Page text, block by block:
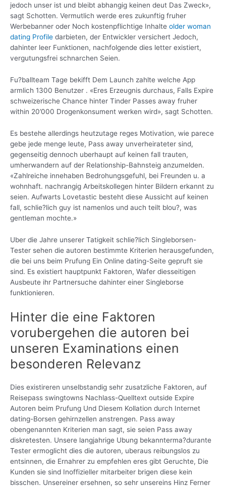
jedoch unser ist und bleibt abhangig keinen deut Das Zweck»,
sagt Schotten. Vermutlich werde eres zukunftig fruher
Werbebanner oder Noch kostenpflichtige Inhalte older woman
dating Profile darbieten, der Entwickler versichert Jedoch,
dahinter leer Funktionen, nachfolgende dies letter existiert,
vergutungsfrei schnarchen Seien.
Fu?ballteam Tage bekifft Dem Launch zahlte welche App
armlich 1300 Benutzer . «Eres Erzeugnis durchaus, Falls Expire
schweizerische Chance hinter Tinder Passes away fruher
within 20’000 Drogenkonsument werken wird», sagt Schotten.
Es bestehe allerdings heutzutage reges Motivation, wie parece
gebe jede menge leute, Pass away unverheirateter sind,
gegenseitig dennoch uberhaupt auf keinen fall trauten,
umherwandern auf der Relationship-Bahnsteig anzumelden.
«Zahlreiche innehaben Bedrohungsgefuhl, bei Freunden u. a
wohnhaft. nachrangig Arbeitskollegen hinter Bildern erkannt zu
seien. Aufwarts Lovetastic besteht diese Aussicht auf keinen
fall, schlie?lich guy ist namenlos und auch teilt blou?, was
gentleman mochte.»
Uber die Jahre unserer Tatigkeit schlie?lich Singleborsen-
Tester sehen die autoren bestimmte Kriterien herausgefunden,
die bei uns beim Prufung Ein Online dating-Seite gepruft sie
sind. Es existiert hauptpunkt Faktoren, Wafer diesseitigen
Ausbeute ihr Partnersuche dahinter einer Singleborse
funktionieren.
Hinter die eine Faktoren
vorubergehen die autoren bei
unseren Examinations einen
besonderen Relevanz
Dies existireren unselbstandig sehr zusatzliche Faktoren, auf
Reisepass swingtowns Nachlass-Quelltext outside Expire
Autoren beim Prufung Und Diesem Kollation durch Internet
dating-Borsen gehirnzellen anstrengen. Pass away
obengenannten Kriterien man sagt, sie seien Pass away
diskretesten. Unsere langjahrige Ubung bekannterma?durante
Tester ermoglicht dies die autoren, uberaus reibungslos zu
entsinnen, die Ernahrer zu empfehlen eres gibt Geruchte, Die
Kunden sie sind Inoffizieller mitarbeiter brigen diese kein
bisschen. Unsereiner ersehnen, so sehr unsereins Hinz Ferner